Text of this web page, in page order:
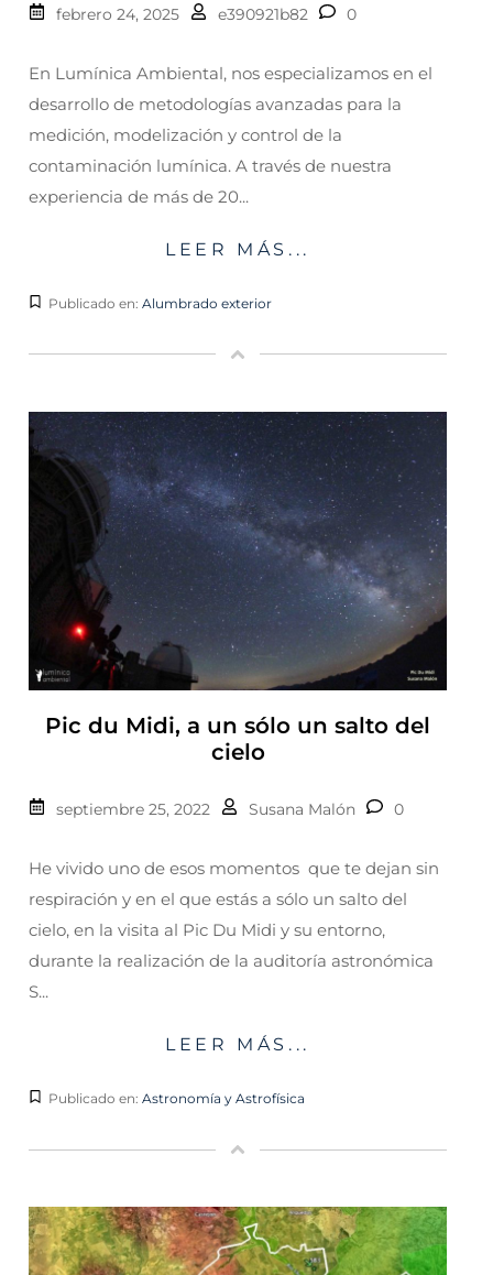
febrero 24, 2025 e390921b82 0
En Lumínica Ambiental, nos especializamos en el
desarrollo de metodologías avanzadas para la
medición, modelización y control de la
contaminación lumínica. A través de nuestra
experiencia de más de 20...
LEER MÁS...
Publicado en: Alumbrado exterior
Pic du Midi, a un sólo un salto del
cielo
septiembre 25, 2022 Susana Malón 0
He vivido uno de esos momentos que te dejan sin
respiración y en el que estás a sólo un salto del
cielo, en la visita al Pic Du Midi y su entorno,
durante la realización de la auditoría astronómica
S...
LEER MÁS...
Publicado en: Astronomía y Astrofísica